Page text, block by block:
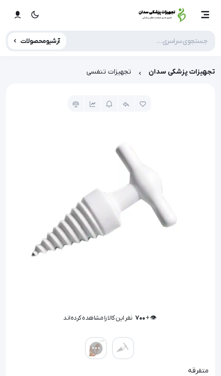
آرشیو محصولات
تجهیزات پزشکی سدان تجهیزات تنفسی
👁️ +
700 نفر این کالا را مشاهده کرده‌اند
متفرقه